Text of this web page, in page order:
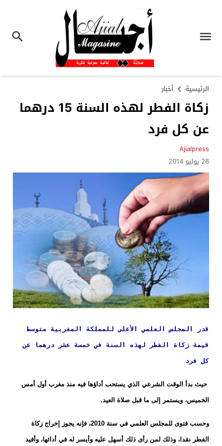
الرئيسية أخبار
زكاة الفطر لهذه السنة 15 درهما
عن كل فرد
Ajialpress
28 يوليو 2014
قدر المجلس العلمي الأعلى للمملكة المغربية متوسط
قيمة زكاة الفطر لهذه السنة في خمسة عشر درهما عن
كل فرد
حيث بدأ الوقت الشرعي الذي يستحب أداؤها فيه منذ مغرب أول أمس
الخميس، ويستمر إلى ما قبل صلاة العيد.
وحسب فتوى للمجلس العلمي في سنة 2010، فإنه يجوز إخراج زكاة
الفطر نقدا، وذلك لمن رأى ذلك أسهل عليه وأيسر له في أدائها، وأفيد